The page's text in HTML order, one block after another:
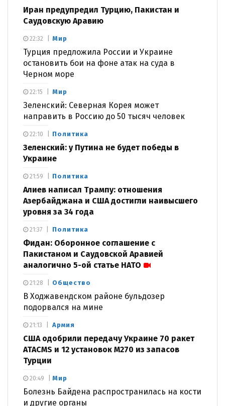
Иран предупредил Турцию, Пакистан и
Саудовскую Аравию
Мир
Турция предложила России и Украине
остановить бои на фоне атак на суда в
Черном море
22:32
Мир
Зеленский: Северная Корея может
направить в Россию до 50 тысяч человек
22:15
Политика
Зеленский: у Путина не будет победы в
Украине
22:10
Политика
Алиев написал Трампу: отношения
Азербайджана и США достигли наивысшего
уровня за 34 года
21:59
Политика
Фидан: Оборонное соглашение с
Пакистаном и Саудовской Аравией
аналогично 5-ой статье НАТО
21:37
Общество
В Ходжавендском районе бульдозер
подорвался на мине
21:28
Армия
США одобрили передачу Украине 70 ракет
ATACMS и 12 установок M270 из запасов
Турции
21:13
Мир
Болезнь Байдена распространилась на кости
и другие органы
20:49